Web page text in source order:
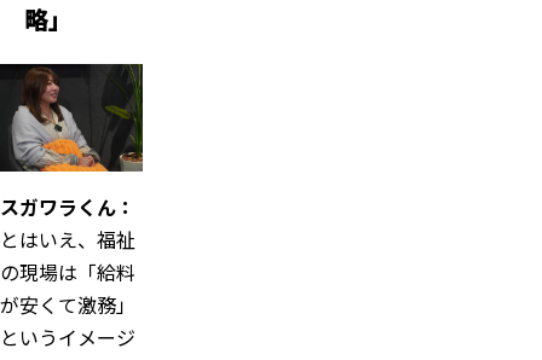
略」
スガワラくん：
とはいえ、福祉
の現場は「給料
が安くて激務」
というイメージ